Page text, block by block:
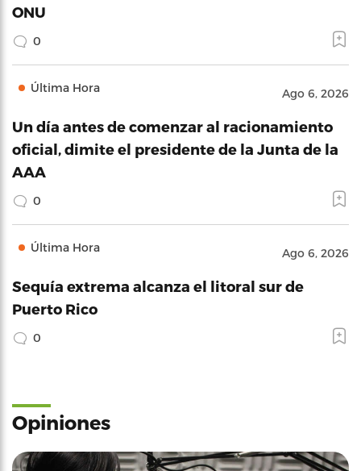
ONU
0
Última Hora Ago 6, 2026
Un día antes de comenzar al racionamiento
oficial, dimite el presidente de la Junta de la
AAA
0
Última Hora Ago 6, 2026
Sequía extrema alcanza el litoral sur de
Puerto Rico
0
Opiniones